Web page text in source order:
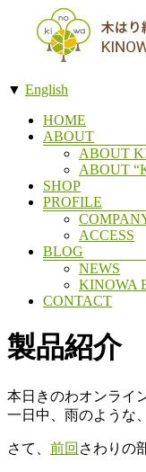
ツ
り
絵
の
き
わ
▼ English
HOME
ABOUT
ABOUT
ABOUT
SHOP
PROFILE
ACCESS
BLOG
NEWS
KINOWA
CONTACT
製品紹介
本日きのわオンライ
一日中、雨のような
さて、 前回 さわりの